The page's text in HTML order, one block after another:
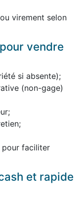
virement selon
vendre
si absente);
(non-gage)
pour faciliter
et rapide